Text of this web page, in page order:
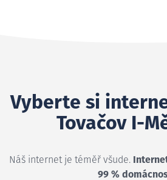
Vyberte si
Tovačov I-
Náš internet je téměř všude.
99 %